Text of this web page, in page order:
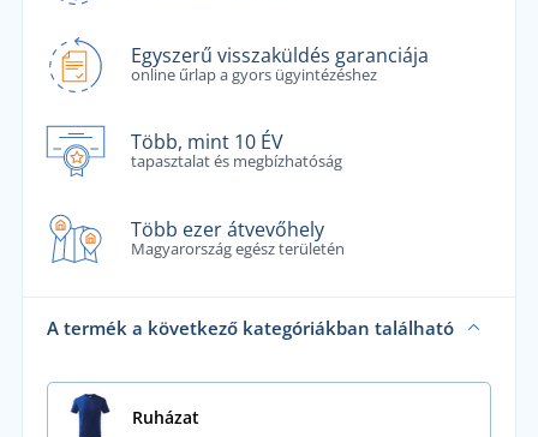
Egyszerű visszaküldés garanciája
online űrlap a gyors ügyintézéshez
Több, mint 10 ÉV
tapasztalat és megbízhatóság
Több ezer átvevőhely
Magyarország egész területén
A termék a következő kategóriákban található
Ruházat